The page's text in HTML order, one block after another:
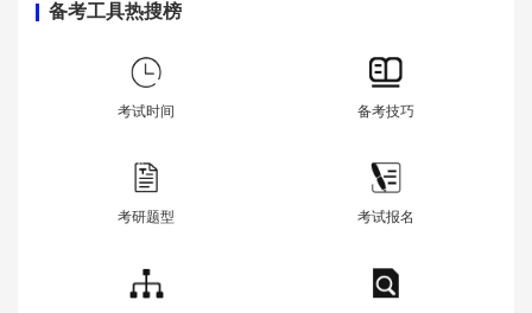
备考工具热搜榜
考试时间 备考技巧
考研题型 考试报名